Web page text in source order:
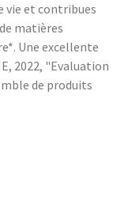
vie et contribues
matières
Une excellente
2022, "Evaluation
de produits